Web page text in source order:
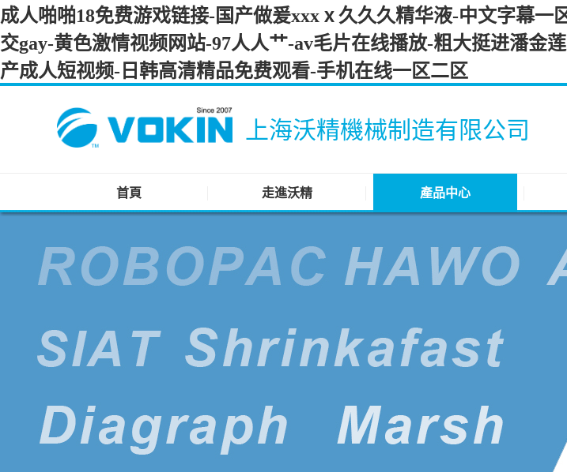
成人啪啪18免费游戏链接-国产做爰xxxⅹ久久久精华液-中文字幕一
交gay-黄色激情视频网站-97人人艹-av毛片在线播放-粗大挺进潘金
产成人短视频-日韩高清精品免费观看-手机在线一区二区
上海沃精機械制造有限公司
首頁 走進沃精 產品中心